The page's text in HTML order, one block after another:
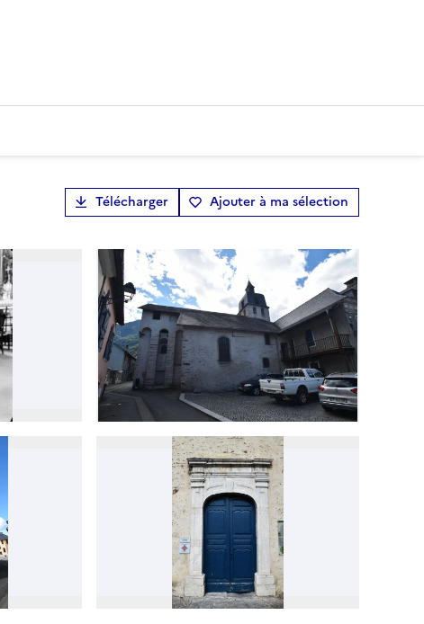
Télécharger Ajouter à ma sélection